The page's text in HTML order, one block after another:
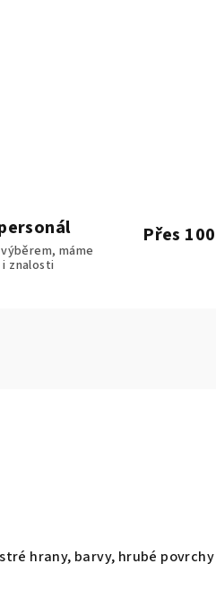
máme
znalosti
Přes
hrany, barvy, hrubé